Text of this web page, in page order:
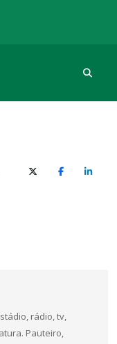
X (Twitter)Facebook
O
rádio, tv,
Pauteiro,